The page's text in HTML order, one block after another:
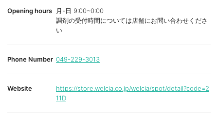
Opening hours
月-日 9:00~0:00
調剤の受付時間については店舗にお問い合わせくださ
い
Phone Number 049-229-3013
Website
https://store.welcia.co.jp/welcia/spot/detail?code=2
11D